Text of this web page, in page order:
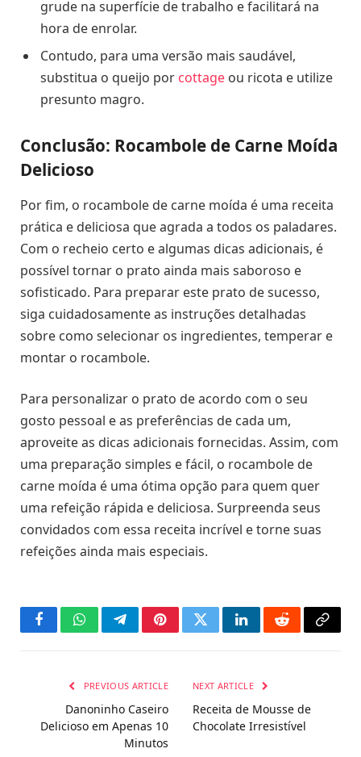
grude na superfície de trabalho e facilitará na
hora de enrolar.
Contudo, para uma versão mais saudável,
substitua o queijo por cottage ou ricota e utilize
presunto magro.
Conclusão: Rocambole de Carne Moída
Delicioso
Por fim, o rocambole de carne moída é uma receita
prática e deliciosa que agrada a todos os paladares.
Com o recheio certo e algumas dicas adicionais, é
possível tornar o prato ainda mais saboroso e
sofisticado. Para preparar este prato de sucesso,
siga cuidadosamente as instruções detalhadas
sobre como selecionar os ingredientes, temperar e
montar o rocambole.
Para personalizar o prato de acordo com o seu
gosto pessoal e as preferências de cada um,
aproveite as dicas adicionais fornecidas. Assim, com
uma preparação simples e fácil, o rocambole de
carne moída é uma ótima opção para quem quer
uma refeição rápida e deliciosa. Surpreenda seus
convidados com essa receita incrível e torne suas
refeições ainda mais especiais.
FacebookWhatsAppTelegramPinterestTwitterLinkedInRedditCopy
PREVIOUS ARTICLE
Danoninho Caseiro
Delicioso em Apenas 10
Minutos
NEXT ARTICLE
Receita de Mousse de
Chocolate Irresistível